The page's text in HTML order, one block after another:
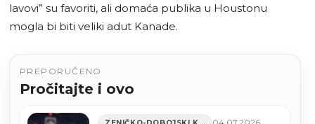
lavovi” su favoriti, ali domaća publika u Houstonu
mogla bi biti veliki adut Kanade.
PREPORUČENO
Pročitajte i ovo